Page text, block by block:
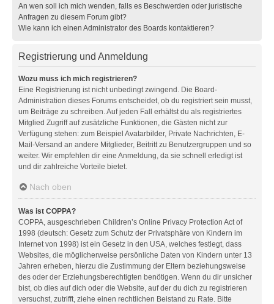
An wen soll ich mich wenden, falls es Beschwerden oder juristische
Anfragen zu diesem Forum gibt?
Wie kann ich einen Administrator des Boards kontaktieren?
Registrierung und Anmeldung
Wozu muss ich mich registrieren?
Eine Registrierung ist nicht unbedingt zwingend. Die Board-
Administration dieses Forums entscheidet, ob du registriert sein musst,
um Beiträge zu schreiben. Auf jeden Fall erhältst du als registriertes
Mitglied Zugriff auf zusätzliche Funktionen, die Gästen nicht zur
Verfügung stehen: zum Beispiel Avatarbilder, Private Nachrichten, E-
Mail-Versand an andere Mitglieder, Beitritt zu Benutzergruppen und so
weiter. Wir empfehlen dir eine Anmeldung, da sie schnell erledigt ist
und dir zahlreiche Vorteile bietet.
Nach oben
Was ist COPPA?
COPPA, ausgeschrieben Children’s Online Privacy Protection Act of
1998 (deutsch: Gesetz zum Schutz der Privatsphäre von Kindern im
Internet von 1998) ist ein Gesetz in den USA, welches festlegt, dass
Websites, die möglicherweise persönliche Daten von Kindern unter 13
Jahren erheben, hierzu die Zustimmung der Eltern beziehungsweise
des oder der Erziehungsberechtigten benötigen. Wenn du dir unsicher
bist, ob dies auf dich oder die Website, auf der du dich zu registrieren
versuchst, zutrifft, ziehe einen rechtlichen Beistand zu Rate. Bitte